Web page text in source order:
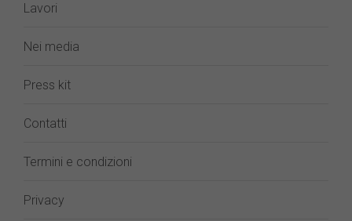
Lavori
Nei media
Press kit
Contatti
Termini e condizioni
Privacy